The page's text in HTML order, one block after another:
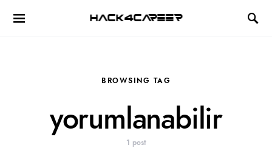
Hack4Career
BROWSING TAG
yorumlanabilir
1 post